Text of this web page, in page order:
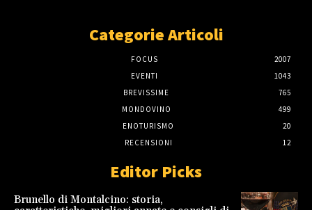
Categorie Articoli
FOCUS
2007
EVENTI
1043
BREVISSIME
765
MONDOVINO
499
ENOTURISMO
20
RECENSIONI
12
Editor Picks
Brunello di Montalcino: storia,